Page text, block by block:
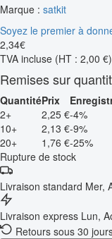
Marque : satkit
Soyez le premier à
2,34€
TVA incluse (HT : 2,00 €)
Remises sur
QuantitéPrix
2+
2,25 €-4%
10+
2,13 €-9%
20+
1,76 €-25%
Rupture de stock
Livraison standard Mer,
Livraison express Lun,
Retours sous 30